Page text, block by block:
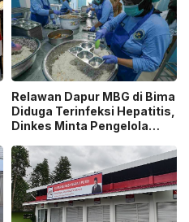
Relawan Dapur MBG di Bima
Diduga Terinfeksi Hepatitis,
Dinkes Minta Pengelola